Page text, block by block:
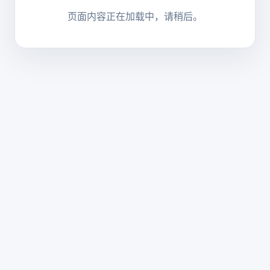
页面内容正在加载中，请稍后。